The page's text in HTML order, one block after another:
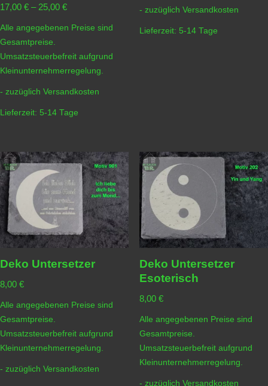
17,00 € – 25,00 €
Alle angegebenen Preise sind
Gesamtpreise.
Umsatzsteuerbefreit aufgrund
Kleinunternehmerregelung.
- zuzüglich Versandkosten
Lieferzeit: 5-14 Tage
- zuzüglich Versandkosten
Lieferzeit: 5-14 Tage
Deko Untersetzer
8,00 €
Alle angegebenen Preise sind
Gesamtpreise.
Umsatzsteuerbefreit aufgrund
Kleinunternehmerregelung.
- zuzüglich Versandkosten
Deko Untersetzer
Esoterisch
8,00 €
Alle angegebenen Preise sind
Gesamtpreise.
Umsatzsteuerbefreit aufgrund
Kleinunternehmerregelung.
- zuzüglich Versandkosten